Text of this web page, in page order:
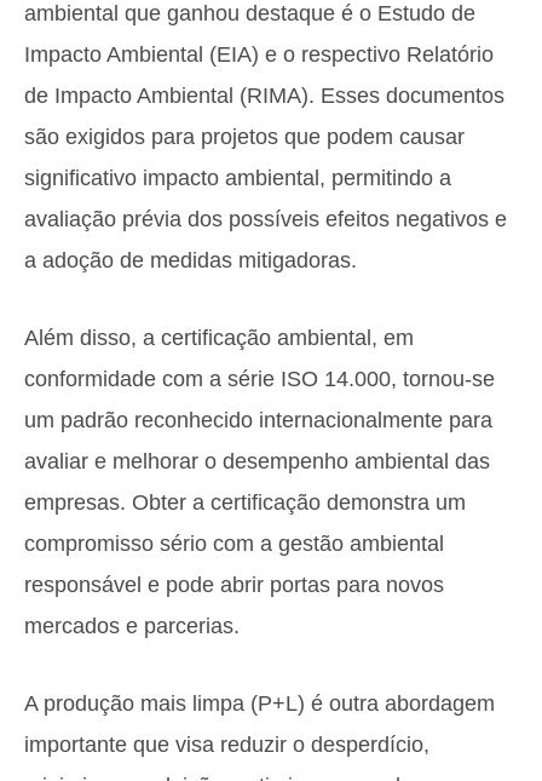
ambiental que ganhou destaque é o Estudo de
Impacto Ambiental (EIA) e o respectivo Relatório
de Impacto Ambiental (RIMA). Esses documentos
são exigidos para projetos que podem causar
significativo impacto ambiental, permitindo a
avaliação prévia dos possíveis efeitos negativos e
a adoção de medidas mitigadoras.
Além disso, a certificação ambiental, em
conformidade com a série ISO 14.000, tornou-se
um padrão reconhecido internacionalmente para
avaliar e melhorar o desempenho ambiental das
empresas. Obter a certificação demonstra um
compromisso sério com a gestão ambiental
responsável e pode abrir portas para novos
mercados e parcerias.
A produção mais limpa (P+L) é outra abordagem
importante que visa reduzir o desperdício,